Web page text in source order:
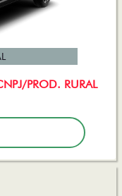
PROD. RURAL